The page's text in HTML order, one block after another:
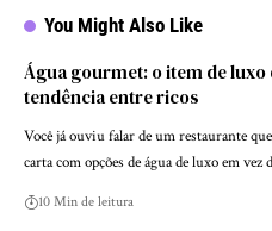
You Might Also Like
Água gourmet: o item de
tendência entre ricos
Você já ouviu falar de um restaurante
carta com opções de água de luxo em vez
10 Min de leitura